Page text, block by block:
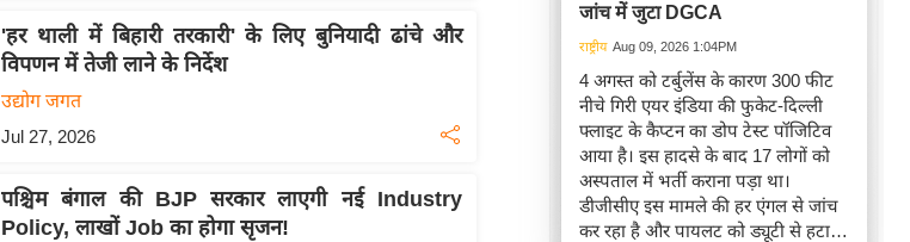
'हर थाली में बिहारी तरकारी' के लिए बुनियादी ढांचे और
विपणन में तेजी लाने के निर्देश
उद्योग जगत
Jul 27, 2026
पश्चिम बंगाल की BJP सरकार लाएगी नई Industry
Policy, लाखों Job का होगा सृजन!
जांच में जुटा DGCA
राष्ट्रीय Aug 09, 2026 1:04PM
4 अगस्त को टर्बुलेंस के कारण 300 फीट
नीचे गिरी एयर इंडिया की फुकेट-दिल्ली
फ्लाइट के कैप्टन का डोप टेस्ट पॉजिटिव
आया है। इस हादसे के बाद 17 लोगों को
अस्पताल में भर्ती कराना पड़ा था।
डीजीसीए इस मामले की हर एंगल से जांच
कर रहा है और पायलट को ड्यूटी से हटा